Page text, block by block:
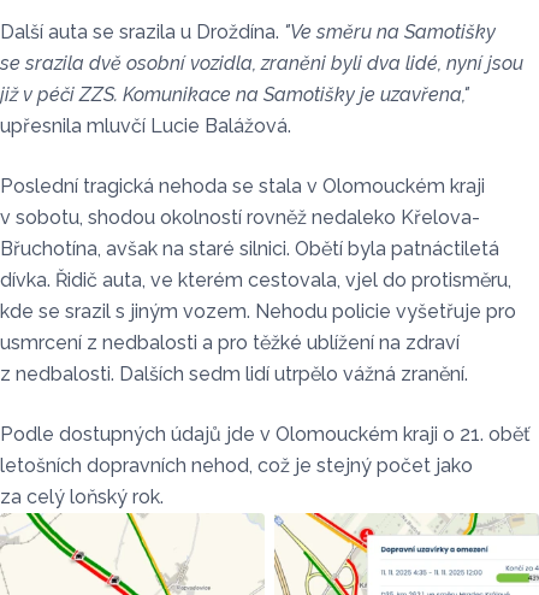
Další auta se srazila u Droždína. "Ve směru na Samotišky
se srazila dvě osobní vozidla, zraněni byli dva lidé, nyní jsou
již v péči ZZS. Komunikace na Samotišky je uzavřena,"
upřesnila mluvčí Lucie Balážová.
Poslední tragická nehoda se stala v Olomouckém kraji
v sobotu, shodou okolností rovněž nedaleko Křelova-
Břuchotína, avšak na staré silnici. Obětí byla patnáctiletá
dívka. Řidič auta, ve kterém cestovala, vjel do protisměru,
kde se srazil s jiným vozem. Nehodu policie vyšetřuje pro
usmrcení z nedbalosti a pro těžké ublížení na zdraví
z nedbalosti. Dalších sedm lidí utrpělo vážná zranění.
Podle dostupných údajů jde v Olomouckém kraji o 21. oběť
letošních dopravních nehod, což je stejný počet jako
za celý loňský rok.